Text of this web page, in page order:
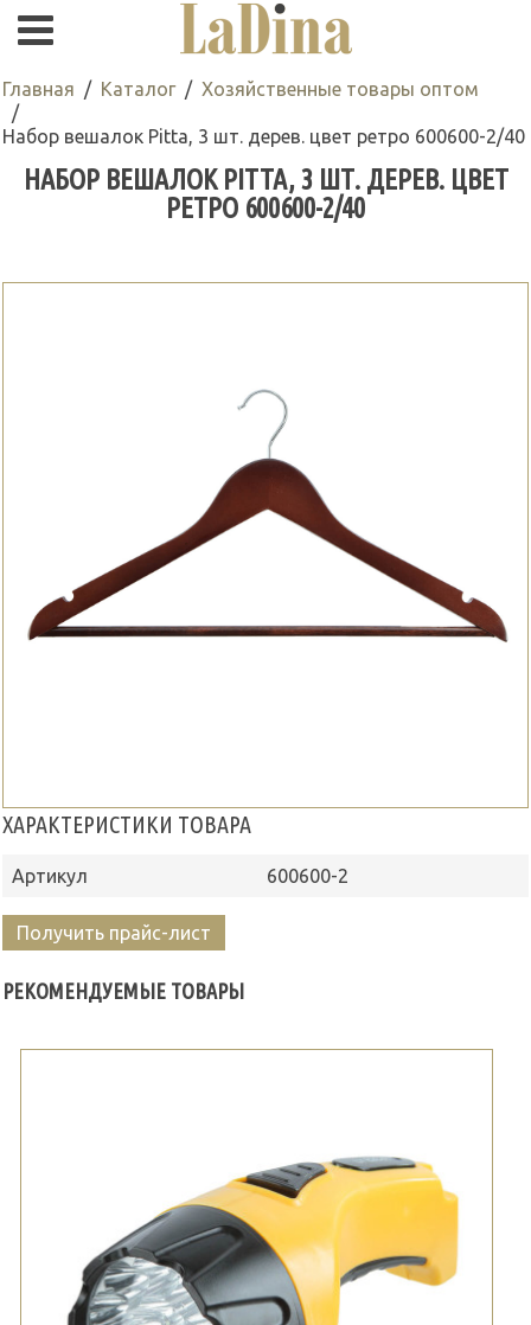
Главная Каталог Хозяйственные товары оптом
Набор вешалок Pitta, 3 шт. дерев. цвет ретро 600600-2/40
НАБОР ВЕШАЛОК PITTA, 3 ШТ. ДЕРЕВ. ЦВЕТ
РЕТРО 600600-2/40
ХАРАКТЕРИСТИКИ ТОВАРА
Артикул 600600-2
Получить прайс-лист
РЕКОМЕНДУЕМЫЕ ТОВАРЫ